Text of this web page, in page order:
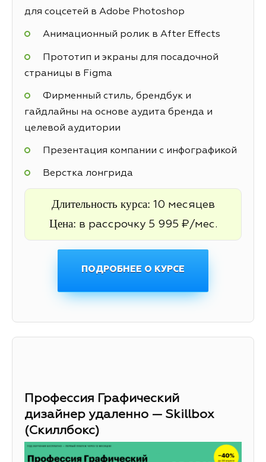
для соцсетей в Adobe Photoshop
Анимационный ролик в After Effects
Прототип и экраны для посадочной
страницы в Figma
Фирменный стиль, брендбук и
гайдлайны на основе аудита бренда и
целевой аудитории
Презентация компании с инфографикой
Верстка лонгрида
Длительность курса: 10 месяцев
Цена: в рассрочку 5 995 ₽/мес.
ПОДРОБНЕЕ О КУРСЕ
Профессия Графический
дизайнер удаленно — Skillbox
(Скиллбокс)